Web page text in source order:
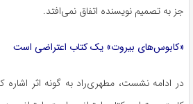
جز به تصمیم نویسنده اتفاق نمی‌افتد.
«کابوس‌های بیروت» یک کتاب اعتراضی است
در ادامه نشست، مطهری‌راد به گونه اثر